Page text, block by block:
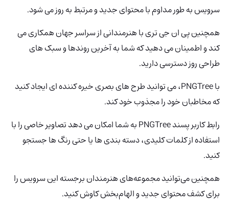
سرویس به طور مداوم با محتوای جدید و مرتبط به روز می شود.
همچنین پی‌ ان‌ جی‌ تری با هنرمندانی از سراسر جهان همکاری می
کند و اطمینان می دهید که شما به آخرین روندها و سبک های
طراحی روز دسترسی دارید.
با PNGTree، می توانید طرح های بصری خیره کننده ای ایجاد کنید
که مخاطبان خود را مجذوب خود کند.
رابط کاربر پسند PNGTree
به شما امکان می دهد تصاویر خاصی را با
استفاده از کلمات کلیدی، دسته بندی ها یا حتی رنگ ها جستجو
کنید.
همچنین می‌توانید مجموعه‌های هنرمندان برجسته این سرویس را
برای کشف محتوای جدید و الهام‌بخش کاوش کنید.